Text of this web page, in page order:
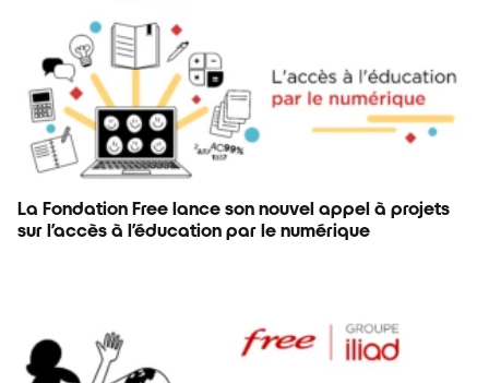
La Fondation Free lance son nouvel appel à projets
sur l’accès à l’éducation par le numérique